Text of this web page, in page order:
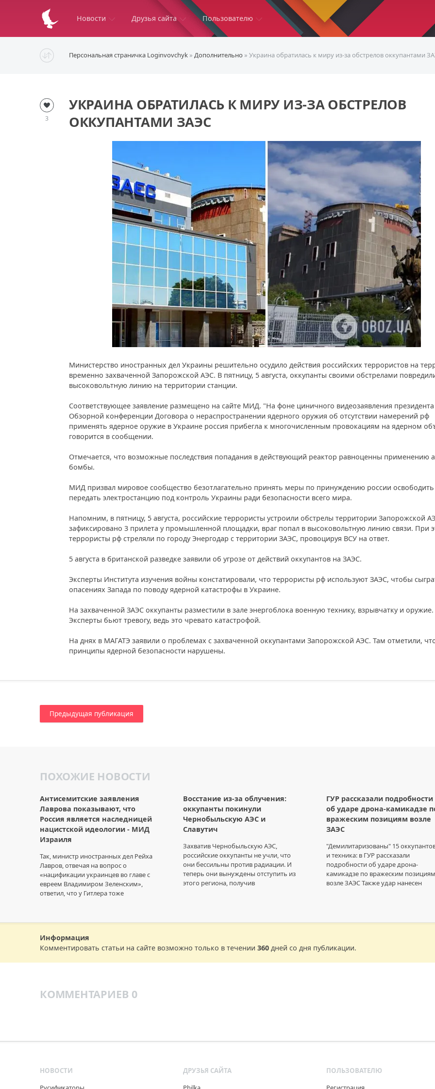
Новости Друзья сайта Пользователю
Персональная страничка Loginvovchyk » Дополнительно » Украина обратилась к миру из-за обстрелов оккупантами
УКРАИНА ОБРАТИЛАСЬ К МИРУ ИЗ-ЗА ОБСТРЕЛОВ
ОККУПАНТАМИ ЗАЭС
3
Министерство иностранных дел Украины решительно осудило действия российских террористов на
временно захваченной Запорожской АЭС. В пятницу, 5 августа, оккупанты своими обстрелами
высоковольтную линию на территории станции.
Соответствующее заявление размещено на сайте МИД. "На фоне циничного видеозаявления
Обзорной конференции Договора о нераспространении ядерного оружия об отсутствии намерений рф
применять ядерное оружие в Украине россия прибегла к многочисленным провокациям на ядерном
говорится в сообщении.
Отмечается, что возможные последствия попадания в действующий реактор равноценны применению
бомбы.
МИД призвал мировое сообщество безотлагательно принять меры по принуждению россии
передать электростанцию под контроль Украины ради безопасности всего мира.
Напомним, в пятницу, 5 августа, российские террористы устроили обстрелы территории Запорожской
зафиксировано 3 прилета у промышленной площадки, враг попал в высоковольтную линию связи. При
террористы рф стреляли по городу Энергодар с территории ЗАЭС, провоцируя ВСУ на ответ.
5 августа в британской разведке заявили об угрозе от действий оккупантов на ЗАЭС.
Эксперты Института изучения войны констатировали, что террористы рф используют ЗАЭС, чтобы
опасениях Запада по поводу ядерной катастрофы в Украине.
На захваченной ЗАЭС оккупанты разместили в зале энергоблока военную технику, взрывчатку и оружие.
Эксперты бьют тревогу, ведь это чревато катастрофой.
На днях в МАГАТЭ заявили о проблемах с захваченной оккупантами Запорожской АЭС. Там отметили,
принципы ядерной безопасности нарушены.
Предыдущая публикация
ПОХОЖИЕ НОВОСТИ
Антисемитские заявления
Лаврова показывают, что
Россия является наследницей
нацистской идеологии - МИД
Израиля
Так, министр иностранных дел Рейха
Лавров, отвечая на вопрос о
«нацификации украинцев во главе с
евреем Владимиром Зеленским»,
ответил, что у Гитлера тоже
Восстание из-за облучения:
оккупанты покинули
Чернобыльскую АЭС и
Славутич
Захватив Чернобыльскую АЭС,
российские оккупанты не учли, что
они бессильны против радиации. И
теперь они вынуждены отступить из
этого региона, получив
ГУР рассказали подробности
об ударе дрона-камикадзе
вражеским позициям возле
ЗАЭС
"Демилитаризованы" 15
и техника: в ГУР рассказали
подробности об ударе дрона-
камикадзе по вражеским позициям
возле ЗАЭС Также удар нанесен
Информация
Комментировать статьи на сайте возможно только в течении 360 дней со дня публикации.
КОММЕНТАРИЕВ 0
НОВОСТИ
ДРУЗЬЯ САЙТА
ПОЛЬЗОВАТЕЛЮ